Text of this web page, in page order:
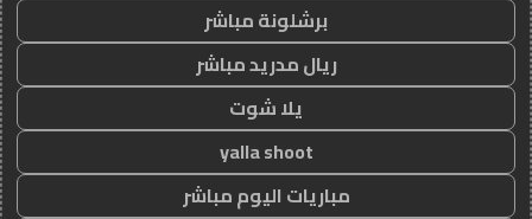
برشلونة مباشر
ريال مدريد مباشر
يلا شوت
yalla shoot
مباريات اليوم مباشر